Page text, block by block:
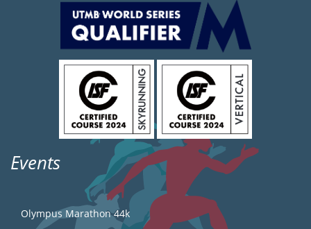
Events
Olympus Marathon 44k